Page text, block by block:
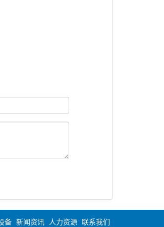
备 新闻资讯 人力资源 联系我们